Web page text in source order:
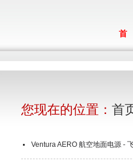
首
您现在的位置： 首
Ventura AERO 航空地面电源 -